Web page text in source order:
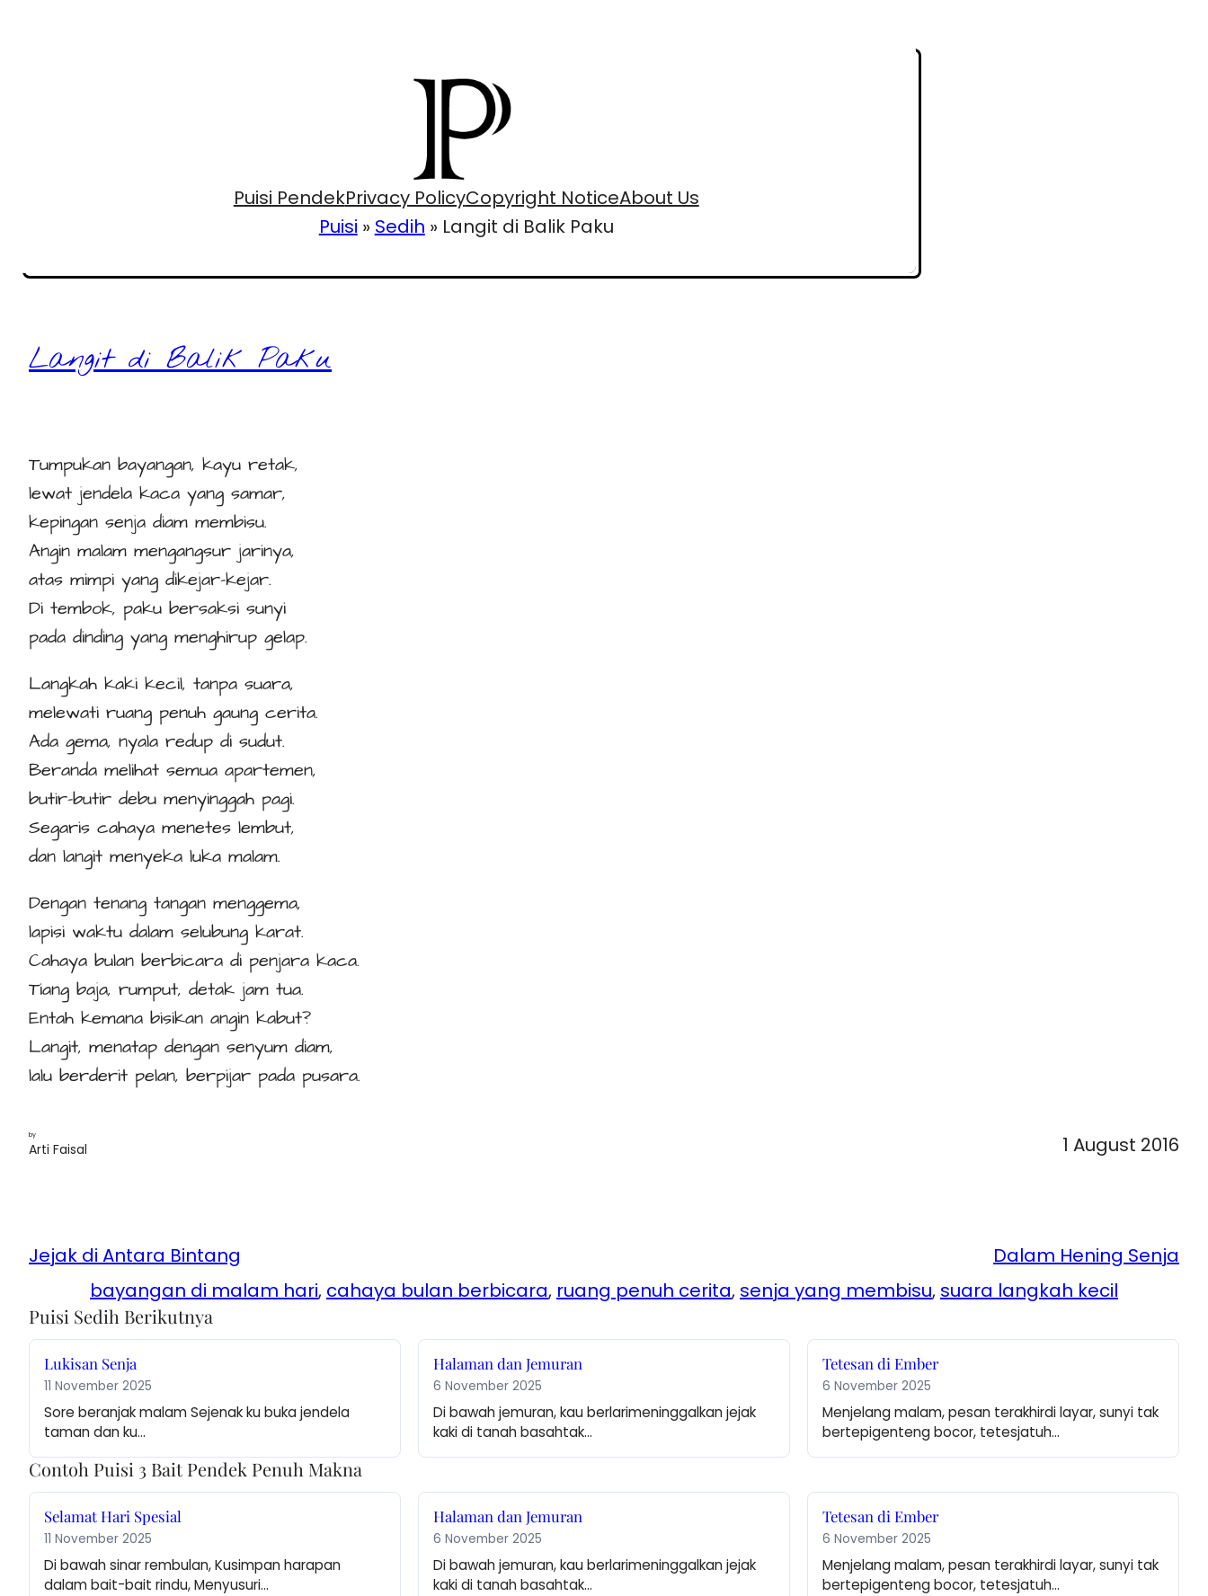
Puisi PendekPrivacy PolicyCopyright NoticeAbout Us
Puisi » Sedih » Langit di Balik Paku
Langit di Balik Paku
Tumpukan bayangan, kayu retak,
lewat jendela kaca yang samar,
kepingan senja diam membisu.
Angin malam mengangsur jarinya,
atas mimpi yang dikejar-kejar.
Di tembok, paku bersaksi sunyi
pada dinding yang menghirup gelap.
Langkah kaki kecil, tanpa suara,
melewati ruang penuh gaung cerita.
Ada gema, nyala redup di sudut.
Beranda melihat semua apartemen,
butir-butir debu menyinggah pagi.
Segaris cahaya menetes lembut,
dan langit menyeka luka malam.
Dengan tenang tangan menggema,
lapisi waktu dalam selubung karat.
Cahaya bulan berbicara di penjara kaca.
Tiang baja, rumput, detak jam tua.
Entah kemana bisikan angin kabut?
Langit, menatap dengan senyum diam,
lalu berderit pelan, berpijar pada pusara.
by
Arti Faisal 1 August 2016
Jejak di Antara Bintang
Dalam Hening Senja
bayangan di malam hari, cahaya bulan berbicara, ruang penuh cerita, senja yang membisu, suara langkah kecil
Puisi Sedih Berikutnya
Lukisan Senja
11 November 2025
Sore beranjak malam Sejenak ku buka jendela
taman dan ku…
Halaman dan Jemuran
6 November 2025
Di bawah jemuran, kau berlarimeninggalkan jejak
kaki di tanah basahtak…
Tetesan di Ember
6 November 2025
Menjelang malam, pesan terakhirdi layar, sunyi tak
bertepigenteng bocor, tetesjatuh…
Contoh Puisi 3 Bait Pendek Penuh Makna
Selamat Hari Spesial
11 November 2025
Di bawah sinar rembulan, Kusimpan harapan
dalam bait-bait rindu, Menyusuri…
Halaman dan Jemuran
6 November 2025
Di bawah jemuran, kau berlarimeninggalkan jejak
kaki di tanah basahtak…
Tetesan di Ember
6 November 2025
Menjelang malam, pesan terakhirdi layar, sunyi tak
bertepigenteng bocor, tetesjatuh…